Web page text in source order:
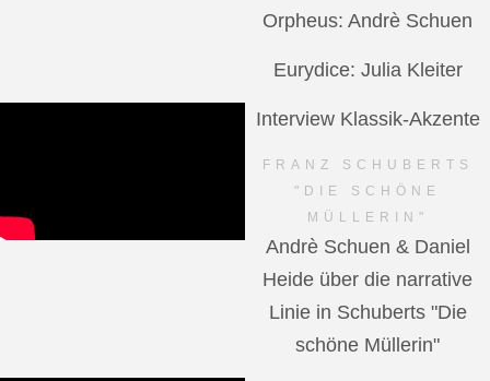
Orpheus: Andrè Schuen
Eurydice: Julia Kleiter
Interview Klassik-Akzente
FRANZ SCHUBERTS
"DIE SCHÖNE
MÜLLERIN"
Andrè Schuen & Daniel
Heide über die narrative
Linie in Schuberts "Die
schöne Müllerin"